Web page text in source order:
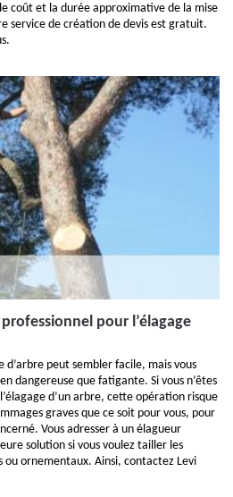
coût et la durée approximative de la mise
service de création de devis est gratuit.
pour l’élagage
d’arbre peut sembler facile, mais vous
dangereuse que fatigante. Si vous n’êtes
d’un arbre, cette opération risque
graves que ce soit pour vous, pour
Vous adresser à un élagueur
solution si vous voulez tailler les
ou ornementaux. Ainsi, contactez Levi